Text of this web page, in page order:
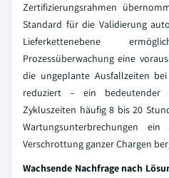
Zertifizierungsrahmen
Standard für die Validierung
Lieferkettenebene
Prozessüberwachung eine
die ungeplante Ausfallzeiten
reduziert – ein bedeutender
Zykluszeiten häufig 8 bis 20
Wartungsunterbrechungen
Verschrottung ganzer Chargen
Wachsende Nachfrage nach